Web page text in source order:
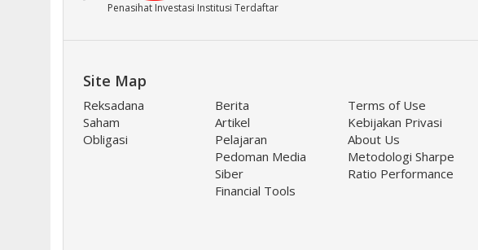
Penasihat Investasi Institusi Terdaftar
Site Map
Reksadana
Saham
Obligasi
Berita
Artikel
Pelajaran
Pedoman Media
Siber
Financial Tools
Terms of Use
Kebijakan Privasi
About Us
Metodologi Sharpe
Ratio Performance